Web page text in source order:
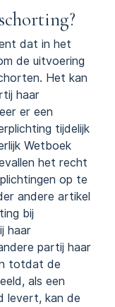
dat in het
de uitvoering
Het kan
haar
er een
tijdelijk
Wetboek
het recht
op te
andere artikel
bij
haar
partij haar
totdat de
als een
levert, kan de